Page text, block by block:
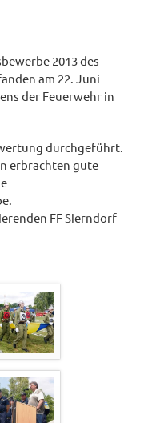
2013 des
am 22. Juni
der Feuerwehr in
durchgeführt.
erbrachten gute
FF Sierndorf